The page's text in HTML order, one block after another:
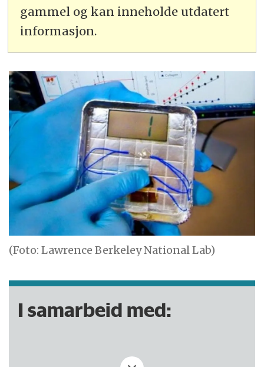
gammel og kan inneholde utdatert
informasjon.
(Foto: Lawrence Berkeley National Lab)
I samarbeid med: